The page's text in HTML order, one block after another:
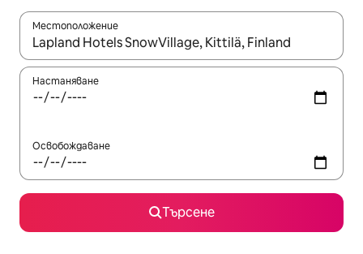
Местоположение
Когато резултатите се покажат, използвайте
Настаняване
Освобождаване
Търсене